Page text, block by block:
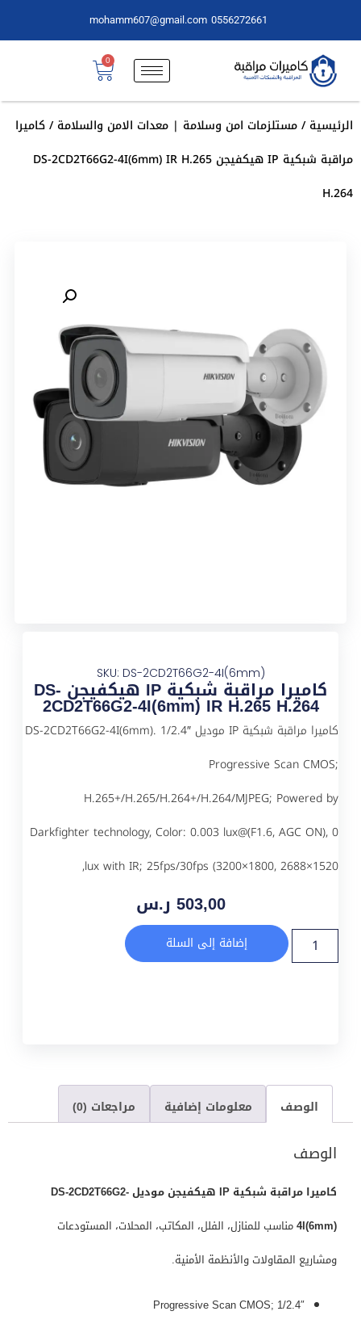
0556272661
mohamm607@gmail.com
0
الرئيسية/مستلزمات امن وسلامة | معدات الامن والسلامة/ كاميرا
مراقبة شبكية IP هيكفيجن DS-2CD2T66G2-4I(6mm) IR H.265
H.264
SKU: DS-2CD2T66G2-4I(6mm)
كاميرا مراقبة شبكية IP هيكفيجن DS-
2CD2T66G2-4I(6mm) IR H.265 H.264
كاميرا مراقبة شبكية IP موديل DS-2CD2T66G2-4I(6mm). 1/2.4″
Progressive Scan CMOS;
H.265+/H.265/H.264+/H.264/MJPEG; Powered by
Darkfighter technology, Color: 0.003 lux@(F1.6, AGC ON), 0
lux with IR; 25fps/30fps (3200×1800, 2688×1520,
503,00 ر.س
إضافة إلى السلة
الوصف معلومات إضافية مراجعات (0)
الوصف
كاميرا مراقبة شبكية IP هيكفيجن موديل DS-2CD2T66G2-
4I(6mm)مناسب للمنازل، الفلل، المكاتب، المحلات، المستودعات
ومشاريع المقاولات والأنظمة الأمنية.
1/2.4″ Progressive Scan CMOS;